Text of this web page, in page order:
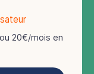
20€/mois en